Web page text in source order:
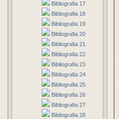
Bibliografia 17
Bibliografia 18
Bibliografia 19
Bibliografia 20
Bibliografia 21
Bibliografia 22
Bibliografia 23
Bibliografia 24
Bibliografia 25
Bibliografia 26
Bibliografia 27
Bibliografia 28